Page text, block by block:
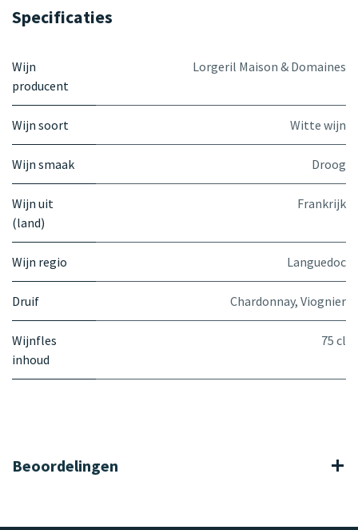
Specificaties
Wijn
producent
Lorgeril Maison & Domaines
Wijn soort Witte wijn
Wijn smaak Droog
Wijn uit
(land)
Frankrijk
Wijn regio Languedoc
Druif Chardonnay, Viognier
Wijnfles
inhoud
75 cl
Beoordelingen